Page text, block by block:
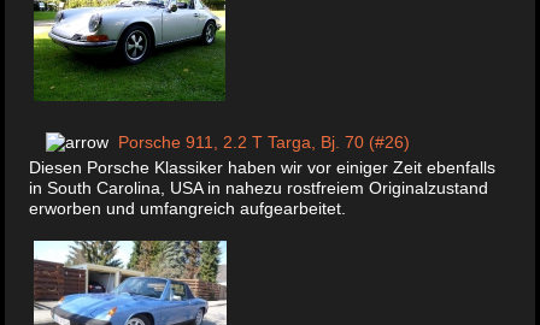
Porsche 911, 2.2 T Targa, Bj. 70 (#26)
Diesen Porsche Klassiker haben wir vor einiger Zeit ebenfalls
in South Carolina, USA in nahezu rostfreiem Originalzustand
erworben und umfangreich aufgearbeitet.